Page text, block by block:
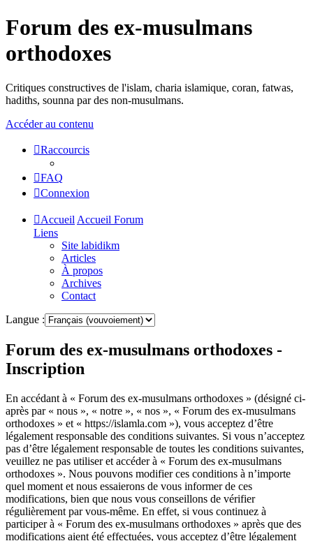
Forum des ex-musulmans
orthodoxes
Critiques constructives de l'islam, charia islamique, coran, fatwas,
hadiths, sounna par des non-musulmans.
Accéder au contenu
Raccourcis
FAQ
Connexion
Accueil Accueil Forum
Liens
Site labidikm
Articles
À propos
Archives
Contact
Langue :
Forum des ex-musulmans orthodoxes -
Inscription
En accédant à « Forum des ex-musulmans orthodoxes » (désigné ci-
après par « nous », « notre », « nos », « Forum des ex-musulmans
orthodoxes » et « https://islamla.com »), vous acceptez d’être
légalement responsable des conditions suivantes. Si vous n’acceptez
pas d’être légalement responsable de toutes les conditions suivantes,
veuillez ne pas utiliser et accéder à « Forum des ex-musulmans
orthodoxes ». Nous pouvons modifier ces conditions à n’importe
quel moment et nous essaierons de vous informer de ces
modifications, bien que nous vous conseillons de vérifier
régulièrement par vous-même. En effet, si vous continuez à
participer à « Forum des ex-musulmans orthodoxes » après que des
modifications aient été effectuées, vous acceptez d’être légalement